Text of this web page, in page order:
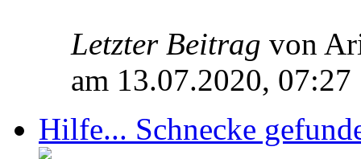
Letzter Beitrag von
am 13.07.2020, 07:27
Hilfe... Schnecke